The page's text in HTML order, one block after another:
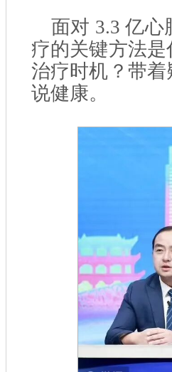
面对 3.3 亿
疗的关键方法
治疗时机？带
说健康。